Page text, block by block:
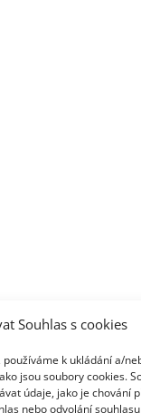
Souhlas s cookies
k ukládání a/
jsou soubory cookies.
údaje, jako je chování
nebo odvolání